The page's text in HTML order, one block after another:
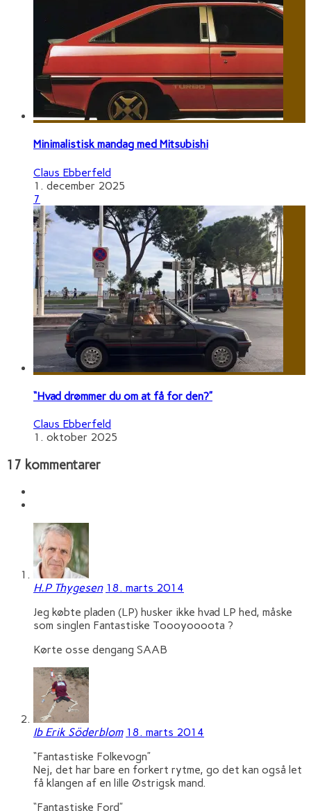
Minimalistisk mandag med Mitsubishi
Claus Ebberfeld
1. december 2025
7
“Hvad drømmer du om at få for den?”
Claus Ebberfeld
1. oktober 2025
17 kommentarer
H.P Thygesen 18. marts 2014
Jeg købte pladen (LP) husker ikke hvad LP hed, måske
som singlen Fantastiske Toooyoooota ?
Kørte osse dengang SAAB
Ib Erik Söderblom 18. marts 2014
“Fantastiske Folkevogn”
Nej, det har bare en forkert rytme, go det kan også let
få klangen af en lille Østrigsk mand.
“Fantastiske Ford”